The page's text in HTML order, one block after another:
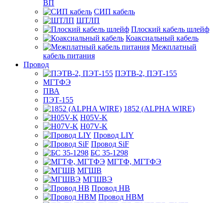
ВП
СИП кабель
ШТЛП
Плоский кабель шлейф
Коаксиальный кабель
Межплатный
кабель питания
Провод
ПЭТВ-2, ПЭТ-155
МГТФЭ
ПВА
ПЭТ-155
1852 (ALPHA WIRE)
H05V-K
H07V-K
Провод LIY
Провод SiF
БС 35-1298
МГТФ, МГТФЭ
МГШВ
МГШВЭ
Провод НВ
Провод НВМ